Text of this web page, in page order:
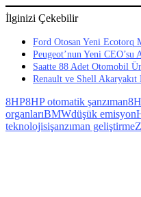
İlginizi Çekebilir
Ford Otosan Yeni Ecotorq
Peugeot’nun Yeni
Saatte 88 Adet Otomobil
Renault ve Shell Akaryakıt
8HP8HP otomatik şanzıman
organlarıBMWdüşük emisyon
teknolojisişanzıman geliştirme